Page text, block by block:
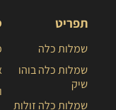
תפריט
שמלות כלה
שמלות כלה בוהו
שיק
שמלות כלה זולות